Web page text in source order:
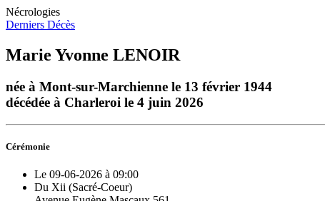
Nécrologies
Derniers Décès
Marie Yvonne LENOIR
née à Mont-sur-Marchienne le 13 février 1944
décédée à Charleroi le 4 juin 2026
Cérémonie
Le 09-06-2026 à 09:00
Du Xii (Sacré-Coeur)